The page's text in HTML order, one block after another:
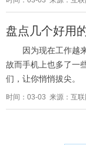
盘点几个好用
因为现在工作越
故而手机上也多了一
们，让你悄悄拔尖。
时间：03-03 来源：互联